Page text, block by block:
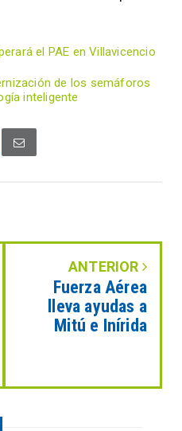
el PAE en Villavicencio
de los semáforos
inteligente
ANTERIOR
Fuerza Aérea
lleva ayudas a
Mitú e Inírida